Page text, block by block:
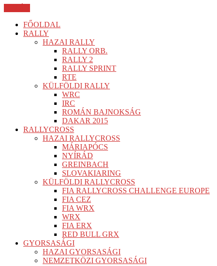
FŐOLDAL
RALLY
HAZAI RALLY
RALLY ORB.
RALLY 2
RALLY SPRINT
RTE
KÜLFÖLDI RALLY
WRC
IRC
ROMÁN BAJNOKSÁG
DAKAR 2015
RALLYCROSS
HAZAI RALLYCROSS
MÁRIAPÓCS
NYÍRÁD
GREINBACH
SLOVAKIARING
KÜLFÖLDI RALLYCROSS
FIA RALLYCROSS CHALLENGE EUROPE
FIA CEZ
FIA WRX
WRX
FIA ERX
RED BULL GRX
GYORSASÁGI
HAZAI GYORSASÁGI
NEMZETKÖZI GYORSASÁGI